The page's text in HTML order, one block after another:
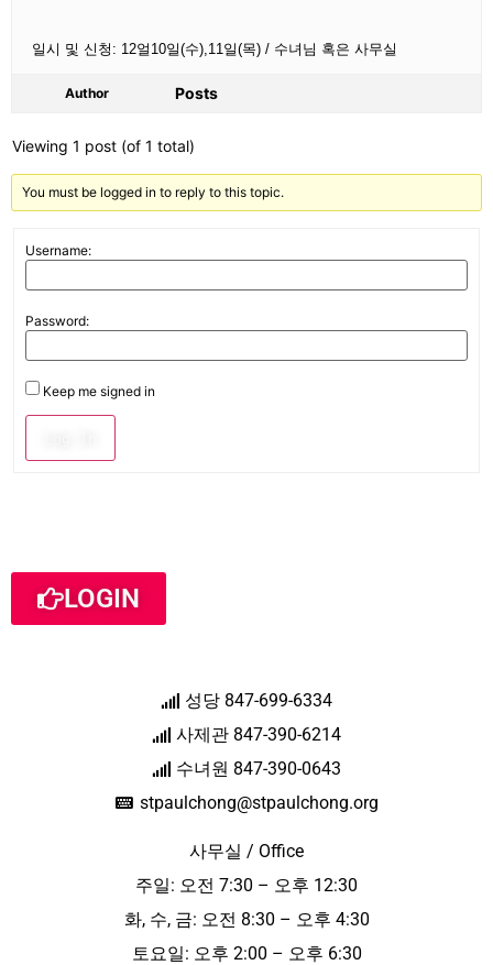
일시 및 신청: 12얼10일(수),11일(목) / 수녀님 혹은 사무실
Author Posts
Viewing 1 post (of 1 total)
You must be logged in to reply to this topic.
Username:
Password:
Keep me signed in
LOGIN
성당 847-699-6334
사제관 847-390-6214
수녀원 847-390-0643
stpaulchong@stpaulchong.org
사무실 / Office
주일: 오전 7:30 – 오후 12:30
화, 수, 금: 오전 8:30 – 오후 4:30
토요일: 오후 2:00 – 오후 6:30